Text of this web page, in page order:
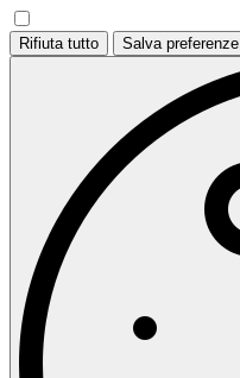
Rifiuta tutto Salva preferenze